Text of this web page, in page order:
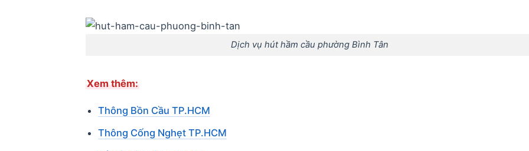
Dịch vụ hút hầm cầu phường Bình Tân
Xem thêm:
Thông Bồn Cầu TP.HCM
Thông Cống Nghẹt TP.HCM